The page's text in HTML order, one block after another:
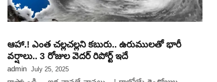
ఆహా.! ఎంత చల్లచల్లని కబురు.. ఉరుములతో భారీ
వర్షాలు.. 3 రోజుల వెదర్ రిపోర్ట్ ఇదే
admin July 25, 2025